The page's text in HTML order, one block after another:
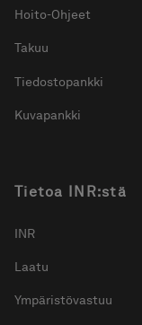
Hoito-Ohjeet
Takuu
Tiedostopankki
Kuvapankki
Tietoa INR:stä
INR
Laatu
Ympäristövastuu